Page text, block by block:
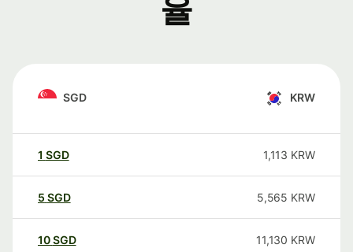
율
SGD KRW
1 SGD 1,113 KRW
5 SGD 5,565 KRW
10SGD 11,130 KRW